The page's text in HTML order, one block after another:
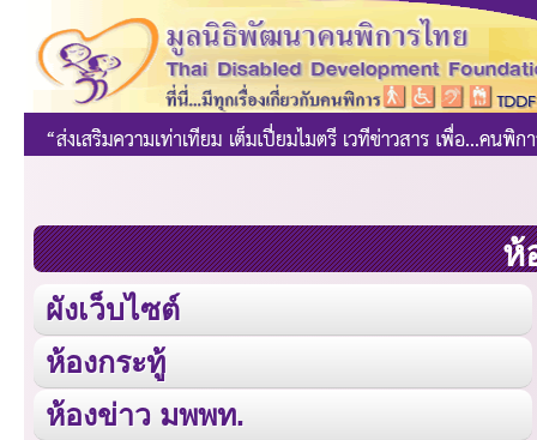
ห้
ผังเว็บไซต์
ห้องกระทู้
ห้องข่าว มพพท.